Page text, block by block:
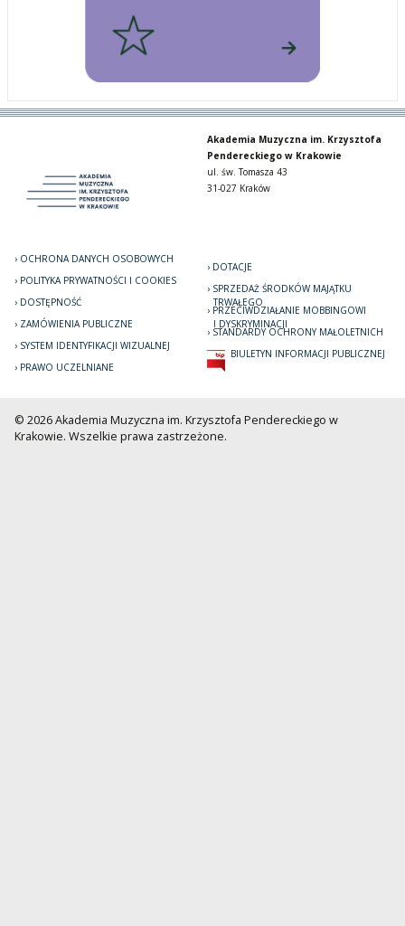
Akademia Muzyczna im. Krzysztofa
Pendereckiego w Krakowie
ul. św. Tomasza 43
31-027 Kraków
OCHRONA DANYCH OSOBOWYCH
POLITYKA PRYWATNOŚCI I COOKIES
DOSTĘPNOŚĆ
ZAMÓWIENIA PUBLICZNE
SYSTEM IDENTYFIKACJI WIZUALNEJ
PRAWO UCZELNIANE
DOTACJE
SPRZEDAŻ ŚRODKÓW MAJĄTKU
TRWAŁEGO
PRZECIWDZIAŁANIE MOBBINGOWI
I DYSKRYMINACJI
STANDARDY OCHRONY MAŁOLETNICH
BIULETYN INFORMACJI PUBLICZNEJ
© 2026 Akademia Muzyczna im. Krzysztofa Pendereckiego w
Krakowie. Wszelkie prawa zastrzeżone.